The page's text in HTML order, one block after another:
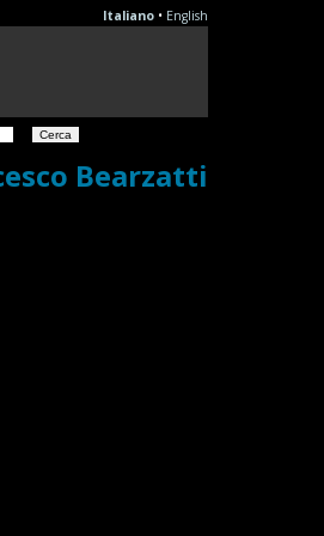
Italiano • English
Bearzatti